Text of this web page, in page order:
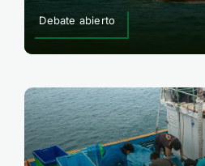
Debate abierto